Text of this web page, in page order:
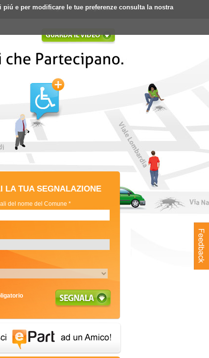
e per modificare le tue preferenze consulta la nostra
Login Registrati
LA TUA SEGNALAZIONE
del nome del Comune *